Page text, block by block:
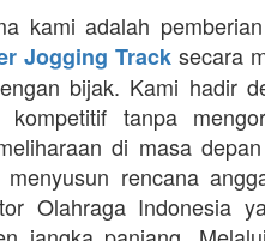
kami adalah
Jogging Track secara
bijak. Kami hadir
tanpa
di masa
rencana
Olahraga Indonesia